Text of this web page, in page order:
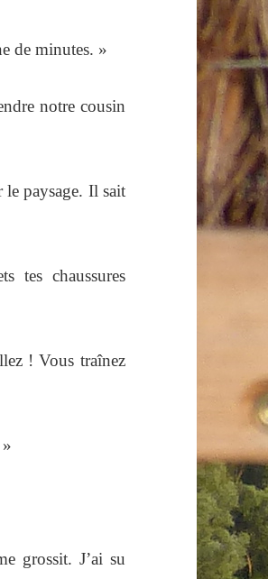
de minutes. »
notre cousin
paysage. Il sait
tes chaussures
! Vous traînez
grossit. J’ai su